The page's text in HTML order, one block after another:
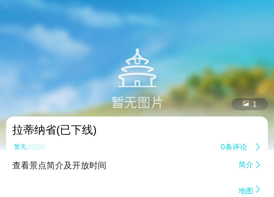
 1
拉蒂纳省(已下线)
暂无点评 0条评论 
查看景点简介及开放时间 简介 
地图 